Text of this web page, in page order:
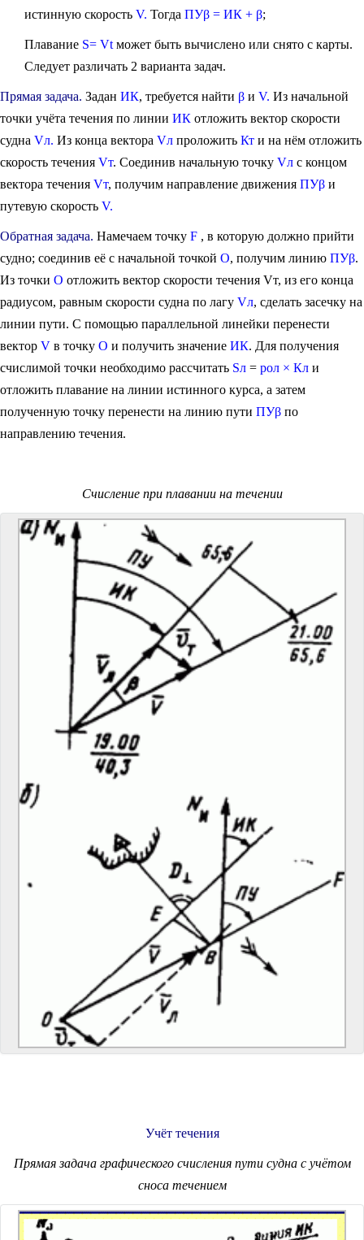
истинную скорость V. Тогда ПУβ = ИК + β;
Плавание S= Vt может быть вычислено или снято с карты.
Следует различать 2 варианта задач.
Прямая задача. Задан ИК, требуется найти β и V. Из начальной
точки учёта течения по линии ИК отложить вектор скорости
судна Vл. Из конца вектора Vл проложить Кт и на нём отложить
скорость течения Vт. Соединив начальную точку Vл с концом
вектора течения Vт, получим направление движения ПУβ и
путевую скорость V.
Обратная задача. Намечаем точку F , в которую должно прийти
судно; соединив её с начальной точкой О, получим линию ПУβ.
Из точки О отложить вектор скорости течения Vт, из его конца
радиусом, равным скорости судна по лагу Vл, сделать засечку на
линии пути. С помощью параллельной линейки перенести
вектор V в точку О и получить значение ИК. Для получения
счислимой точки необходимо рассчитать Sл = рол × Кл и
отложить плавание на линии истинного курса, а затем
полученную точку перенести на линию пути ПУβ по
направлению течения.
Счисление при плавании на течении
Учёт течения
Прямая задача графического счисления пути судна с учётом
сноса течением